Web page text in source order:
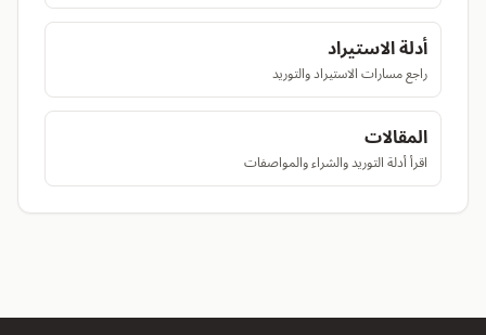
أدلة الاستيراد
راجع مسارات الاستيراد والتوريد
المقالات
اقرأ أدلة التوريد والشراء والمواصفات